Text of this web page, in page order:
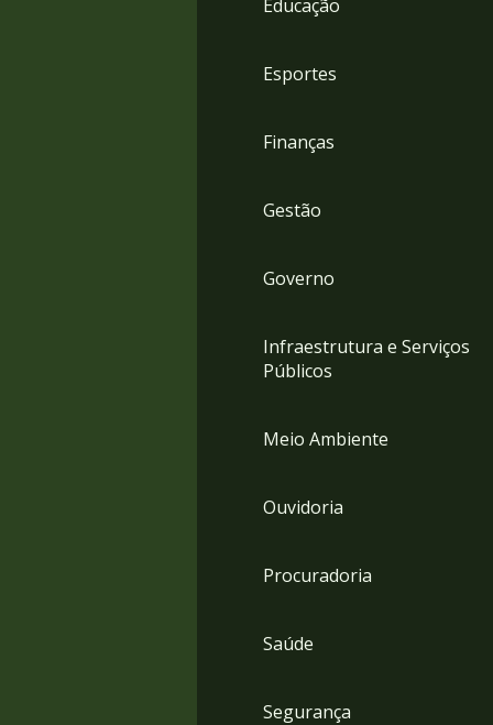
Educação
Esportes
Finanças
Gestão
Governo
Infraestrutura e Serviços
Públicos
Meio Ambiente
Ouvidoria
Procuradoria
Saúde
Segurança